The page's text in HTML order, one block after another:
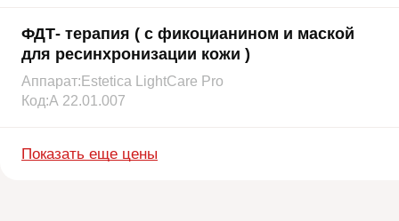
ФДТ- терапия ( с фикоцианином и маской
для ресинхронизации кожи )
Аппарат: Estetica LightCare Pro
Код:А 22.01.007
Показать еще цены